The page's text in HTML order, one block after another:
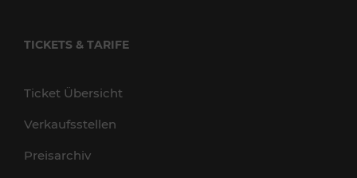
TICKETS & TARIFE
Ticket Übersicht
Verkaufsstellen
Preisarchiv